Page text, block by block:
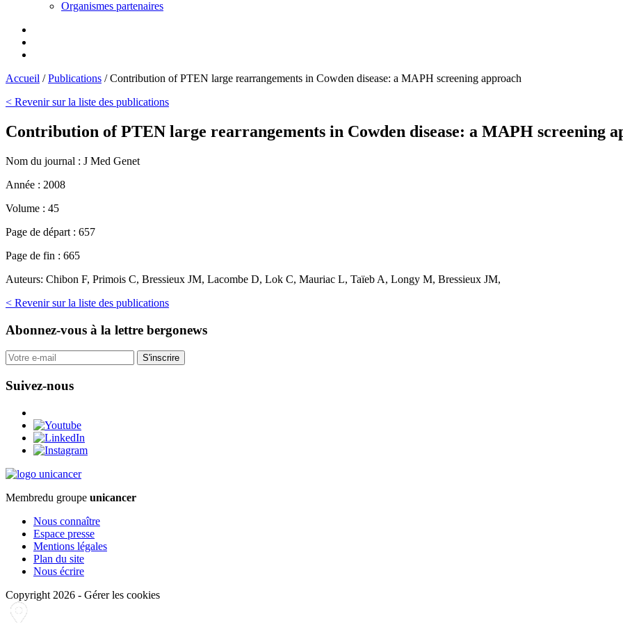
Organismes partenaires
Accueil /Publications /Contribution of PTEN large rearrangements in Cowden disease: a MAPH screening approach
< Revenir sur la liste des publications
Contribution of PTEN large rearrangements in Cowden disease: a MAPH screening
Nom du journal : J Med Genet
Année : 2008
Volume : 45
Page de départ : 657
Page de fin : 665
Auteurs: Chibon F, Primois C, Bressieux JM, Lacombe D, Lok C, Mauriac L, Taïeb A, Longy M, Bressieux JM,
< Revenir sur la liste des publications
Abonnez-vous à la lettre bergonews
S'inscrire
Suivez-nous
Membredu groupe unicancer
Nous connaître
Espace presse
Mentions légales
Plan du site
Nous écrire
Copyright 2026 - Gérer les cookies